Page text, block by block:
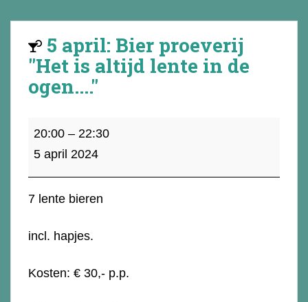
5 april: Bier proeverij
"Het is altijd lente in de
ogen...."
april:
is
lente
20:00 – 22:30
5 april 2024
7 lente bieren
incl. hapjes.
Kosten: € 30,- p.p.